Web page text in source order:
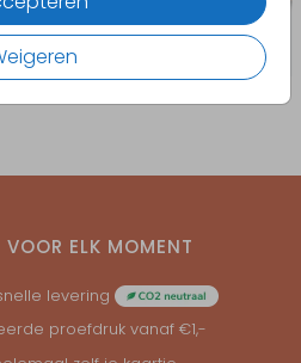
VOOR ELK MOMENT
levering
proefdruk vanaf €1,-